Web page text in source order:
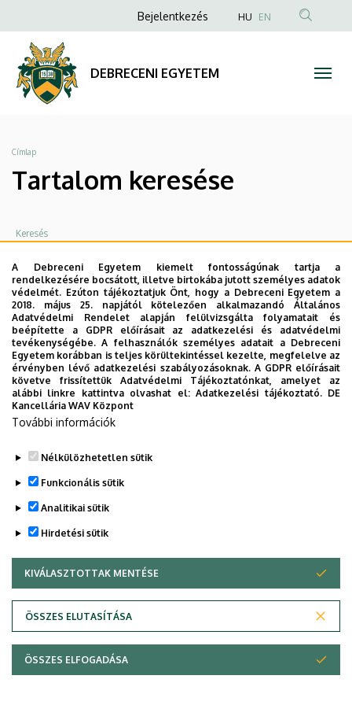
keresése
DEBRECENI
EGYETEM
a
tartalomra
Anonim
menüje
Bejelentkezés HU EN
DEBRECENI EGYETEM
Morzsa
Címlap
Tartalom keresése
A találati lista üres! Változtasson a keresési feltételen.
© 2026 Unideb
A Debreceni Egyetem kiemelt fontosságúnak tartja a
rendelkezésére bocsátott, illetve birtokába jutott személyes adatok
védelmét. Ezúton tájékoztatjuk Önt, hogy a Debreceni Egyetem a
2018. május 25. napjától kötelezően alkalmazandó Általános
Adatvédelmi Rendelet alapján felülvizsgálta folyamatait és
beépítette a GDPR előírásait az adatkezelési és adatvédelmi
tevékenységébe. A felhasználók személyes adatait a Debreceni
Egyetem korábban is teljes körültekintéssel kezelte, megfelelve az
érvényben lévő adatkezelési szabályozásoknak. A GDPR előírásait
követve frissítettük Adatvédelmi Tájékoztatónkat, amelyet az
alábbi linkre kattintva olvashat el:Adatkezelési tájékoztató. DE
Kancellária WAV Központ
További információk
Nélkülözhetetlen sütik
Funkcionális sütik
Analitikai sütik
Hirdetési sütik
KIVÁLASZTOTTAK MENTÉSE
ÖSSZES ELUTASÍTÁSA
WITHDRAW CONSENT
ÖSSZES ELFOGADÁSA